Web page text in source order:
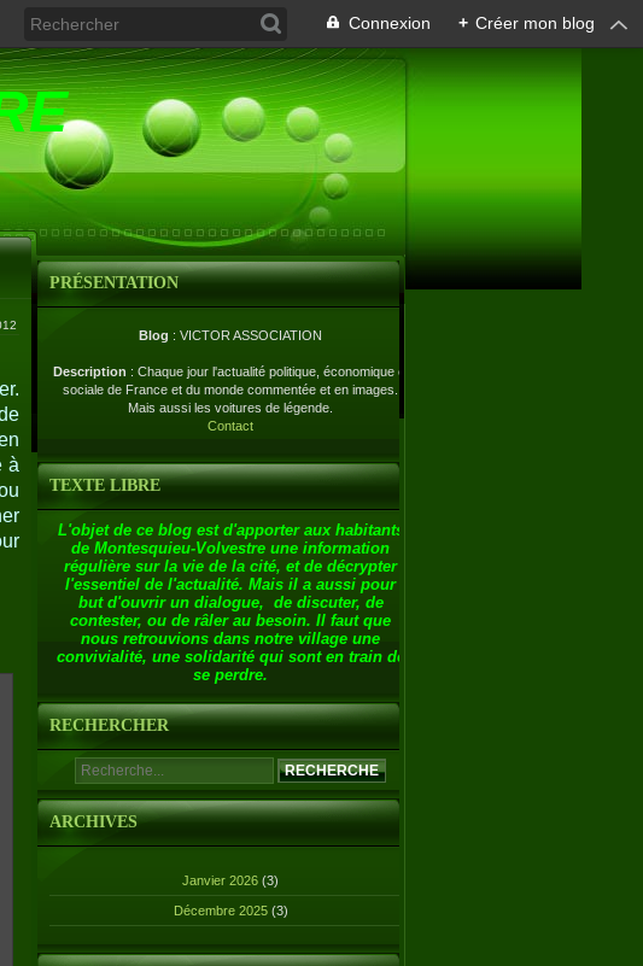
Connexion + Créer mon blog
à
PRÉSENTATION
Blog : VICTOR ASSOCIATION
Description : Chaque jour l'actualité politique, économique et
sociale de France et du monde commentée et en images.
Mais aussi les voitures de légende.
Contact
TEXTE LIBRE
L'objet de ce blog est d'apporter aux habitants
de Montesquieu-Volvestre une information
régulière sur la vie de la cité, et de décrypter
l'essentiel de l'actualité. Mais il a aussi pour
but d'ouvrir un dialogue, de discuter, de
contester, ou de râler au besoin. Il faut que
nous retrouvions dans notre village une
convivialité, une solidarité qui sont en train de
se perdre.
RECHERCHER
ARCHIVES
Janvier 2026 (3)
Décembre 2025 (3)